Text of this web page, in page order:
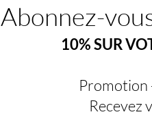
Abonnez-
10% SUR
Promotion
Recevez